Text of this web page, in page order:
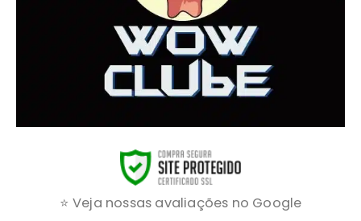
⭐ Veja nossas avaliações no Google